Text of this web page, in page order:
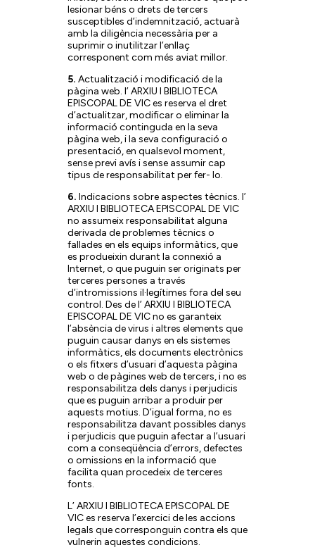
lesionar béns o drets de tercers
susceptibles d’indemnització, actuarà
amb la diligència necessària per a
suprimir o inutilitzar l’enllaç
corresponent com més aviat millor.
5. Actualització i modificació de la
pàgina web. l’ ARXIU I BIBLIOTECA
EPISCOPAL DE VIC es reserva el dret
d’actualitzar, modificar o eliminar la
informació continguda en la seva
pàgina web, i la seva configuració o
presentació, en qualsevol moment,
sense previ avís i sense assumir cap
tipus de responsabilitat per fer- lo.
6. Indicacions sobre aspectes tècnics. l’
ARXIU I BIBLIOTECA EPISCOPAL DE VIC
no assumeix responsabilitat alguna
derivada de problemes tècnics o
fallades en els equips informàtics, que
es produeixin durant la connexió a
Internet, o que puguin ser originats per
terceres persones a través
d’intromissions il·legítimes fora del seu
control. Des de l’ ARXIU I BIBLIOTECA
EPISCOPAL DE VIC no es garanteix
l’absència de virus i altres elements que
puguin causar danys en els sistemes
informàtics, els documents electrònics
o els fitxers d’usuari d’aquesta pàgina
web o de pàgines web de tercers, i no es
responsabilitza dels danys i perjudicis
que es puguin arribar a produir per
aquests motius. D’igual forma, no es
responsabilitza davant possibles danys
i perjudicis que puguin afectar a l’usuari
com a conseqüència d’errors, defectes
o omissions en la informació que
facilita quan procedeix de terceres
fonts.
L’ ARXIU I BIBLIOTECA EPISCOPAL DE
VIC es reserva l’exercici de les accions
legals que corresponguin contra els que
vulnerin aquestes condicions.